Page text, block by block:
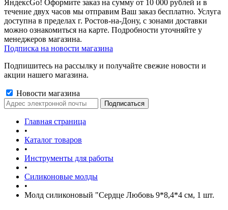
ЯндексGo! Оформите заказ на сумму от 10 000 рублей и в
течение двух часов мы отправим Ваш заказ бесплатно. Услуга
доступна в пределах г. Ростов-на-Дону, с зонами доставки
можно ознакомиться на карте. Подробности уточняйте у
менеджеров магазина.
Подписка на новости магазина
Подпишитесь на рассылку и получайте свежие новости и
акции нашего магазина.
Новости магазина
Главная страница
•
Каталог товаров
•
Инструменты для работы
•
Силиконовые молды
•
Молд силиконовый "Сердце Любовь 9*8,4*4 см, 1 шт.